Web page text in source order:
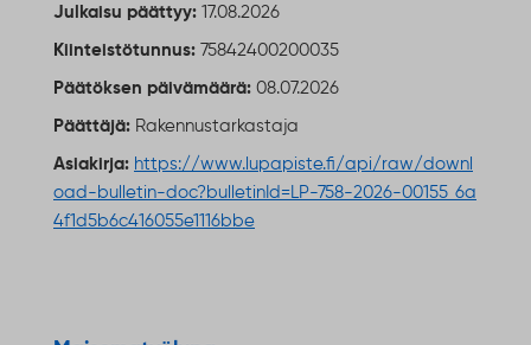
Julkaisu päättyy: 17.08.2026
Kiinteistötunnus: 75842400200035
Päätöksen päivämäärä: 08.07.2026
Päättäjä: Rakennustarkastaja
Asiakirja: https://www.lupapiste.fi/api/raw/downl
oad-bulletin-doc?bulletinId=LP-758-2026-00155_6a
4f1d5b6c416055e1116bbe